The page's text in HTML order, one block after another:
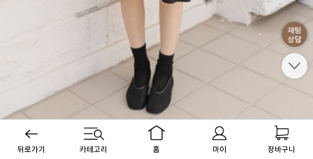
뒤로가기 카테고리 홈 마이 장바구니